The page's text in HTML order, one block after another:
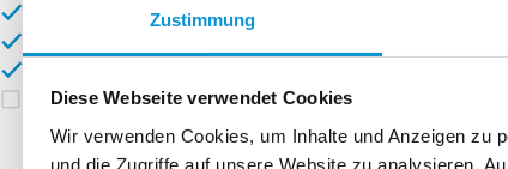
Zustimmung
Diese Webseite verwendet Cookies
Wir verwenden Cookies, um Inhalte und Anzeigen zu
und die Zugriffe auf unsere Website zu analysieren.
Balkon
Abstellraum